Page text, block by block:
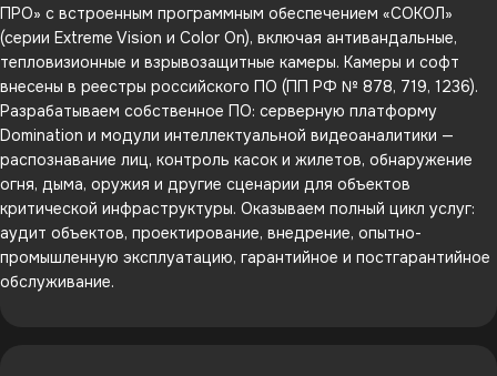
ПРО» с встроенным программным обеспечением «СОКОЛ»
(серии Extreme Vision и Color On), включая антивандальные,
тепловизионные и взрывозащитные камеры. Камеры и софт
внесены в реестры российского ПО (ПП РФ № 878, 719, 1236).
Разрабатываем собственное ПО: серверную платформу
Domination и модули интеллектуальной видеоаналитики —
распознавание лиц, контроль касок и жилетов, обнаружение
огня, дыма, оружия и другие сценарии для объектов
критической инфраструктуры. Оказываем полный цикл услуг:
аудит объектов, проектирование, внедрение, опытно-
промышленную эксплуатацию, гарантийное и постгарантийное
обслуживание.